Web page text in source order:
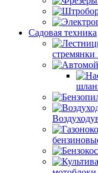
Садовая техника